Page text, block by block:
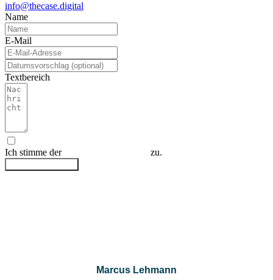
info@thecase.digital
Name
E-Mail
Textbereich
Ich stimme der zu.
Marcus Lehmann